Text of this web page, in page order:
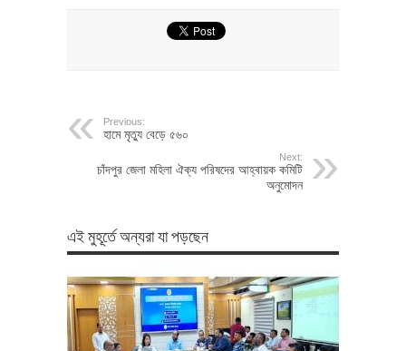
Previous:
হামে মৃত্যু বেড়ে ৫৬০
Next:
চাঁদপুর জেলা মহিলা ঐক্য পরিষদের আহ্বায়ক কমিটি
অনুমোদন
এই মুহূর্তে অন্যরা যা পড়ছেন